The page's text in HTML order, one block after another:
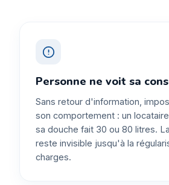
Personne ne voit sa
Sans retour d'information,
son comportement : un
sa douche fait 30 ou 80 litres.
reste invisible jusqu'à la
charges.